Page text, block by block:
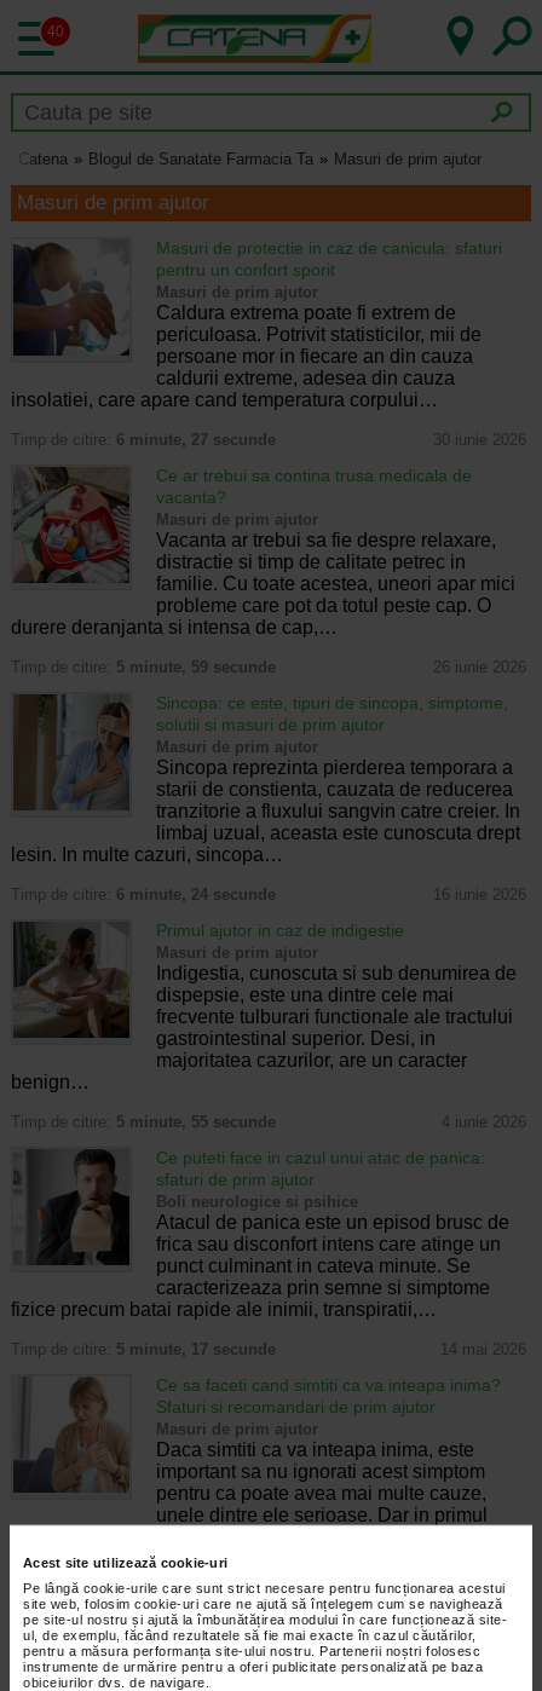
Acest site utilizează cookie-uri
Pe lângă cookie-urile care sunt strict necesare pentru funcționarea acestui
site web, folosim cookie-uri care ne ajută să înțelegem cum se navighează
pe site-ul nostru și ajută la îmbunătățirea modului în care funcționează site-
ul, de exemplu, făcând rezultatele să fie mai exacte în cazul căutărilor,
pentru a măsura performanța site-ului nostru. Partenerii noștri folosesc
instrumente de urmărire pentru a oferi publicitate personalizată pe baza
obiceiurilor dvs. de navigare.
40
Catena Blogul de Sanatate Farmacia Ta Masuri de prim ajutor
Masuri de prim ajutor
Masuri de protectie in caz de canicula: sfaturi
pentru un confort sporit
Masuri de prim ajutor
Caldura extrema poate fi extrem de
periculoasa. Potrivit statisticilor, mii de
persoane mor in fiecare an din cauza
caldurii extreme, adesea din cauza
insolatiei, care apare cand temperatura corpului…
Timp de citire: 6 minute, 27 secunde 30 iunie 2026
Ce ar trebui sa contina trusa medicala de
vacanta?
Masuri de prim ajutor
Vacanta ar trebui sa fie despre relaxare,
distractie si timp de calitate petrec in
familie. Cu toate acestea, uneori apar mici
probleme care pot da totul peste cap. O
durere deranjanta si intensa de cap,…
Timp de citire: 5 minute, 59 secunde 26 iunie 2026
Sincopa: ce este, tipuri de sincopa, simptome,
solutii si masuri de prim ajutor
Masuri de prim ajutor
Sincopa reprezinta pierderea temporara a
starii de constienta, cauzata de reducerea
tranzitorie a fluxului sangvin catre creier. In
limbaj uzual, aceasta este cunoscuta drept
lesin. In multe cazuri, sincopa…
Timp de citire: 6 minute, 24 secunde 16 iunie 2026
Primul ajutor in caz de indigestie
Masuri de prim ajutor
Indigestia, cunoscuta si sub denumirea de
dispepsie, este una dintre cele mai
frecvente tulburari functionale ale tractului
gastrointestinal superior. Desi, in
majoritatea cazurilor, are un caracter
benign…
Timp de citire: 5 minute, 55 secunde 4 iunie 2026
Ce puteti face in cazul unui atac de panica:
sfaturi de prim ajutor
Boli neurologice si psihice
Atacul de panica este un episod brusc de
frica sau disconfort intens care atinge un
punct culminant in cateva minute. Se
caracterizeaza prin semne si simptome
fizice precum batai rapide ale inimii, transpiratii,…
Timp de citire: 5 minute, 17 secunde 14 mai 2026
Ce sa faceti cand simtiti ca va inteapa inima?
Sfaturi si recomandari de prim ajutor
Masuri de prim ajutor
Daca simtiti ca va inteapa inima, este
important sa nu ignorati acest simptom
pentru ca poate avea mai multe cauze,
unele dintre ele serioase. Dar in primul
Intoxicatie cu monoxid de carbon: simptome,
diagnostic, tratament si preventie
Masuri de prim ajutor
Intoxicatia cu monoxid de carbon este